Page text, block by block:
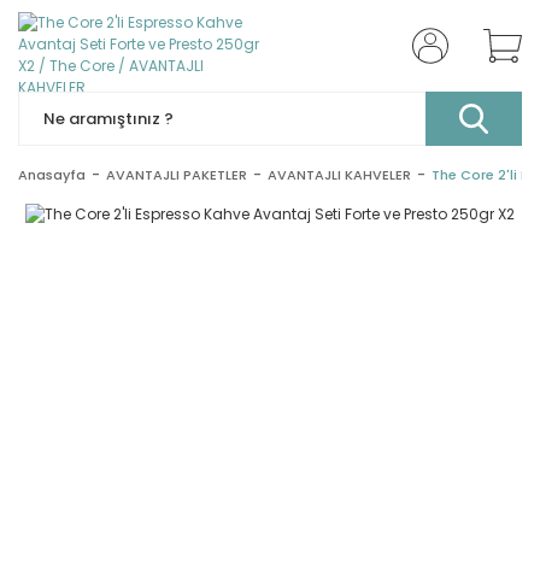
Anasayfa AVANTAJLI PAKETLER AVANTAJLI KAHVELER The Core 2'li